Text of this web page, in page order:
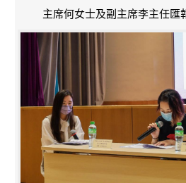
主席何女士及副主席李主任匯